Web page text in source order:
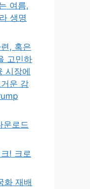
여름,
생명
, 혹은
고민하
시장에
운 감
운로드
! 크로
화 재배